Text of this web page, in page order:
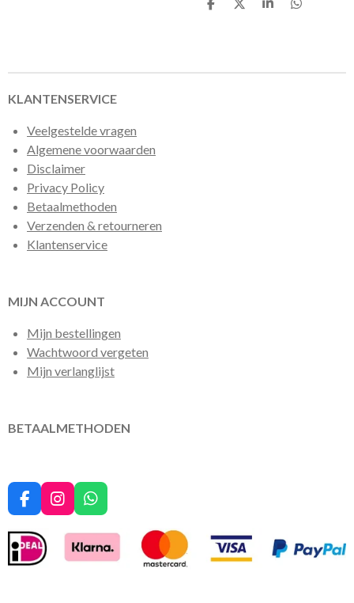
D
D
S
D
KLANTENSERVICE
Veelgestelde vragen
Algemene voorwaarden
Disclaimer
Privacy Policy
Betaalmethoden
Verzenden & retourneren
Klantenservice
MIJN ACCOUNT
Mijn bestellingen
Wachtwoord vergeten
Mijn verlanglijst
BETAALMETHODEN
F
a
c
e
b
I
n
W
h
a
t
s